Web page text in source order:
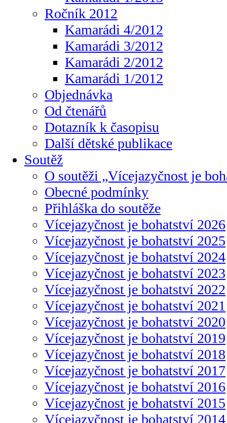
Ročník 2012
Kamarádi 4/2012
Kamarádi 3/2012
Kamarádi 2/2012
Kamarádi 1/2012
Objednávka
Od čtenářů
Dotazník k časopisu
Další dětské publikace
Soutěž
O soutěži „Vícejazyčnost je
Obecné podmínky
Přihláška do soutěže
Vícejazyčnost je bohatství 2026
Vícejazyčnost je bohatství 2025
Vícejazyčnost je bohatství 2024
Vícejazyčnost je bohatství 2023
Vícejazyčnost je bohatství 2022
Vícejazyčnost je bohatství 2021
Vícejazyčnost je bohatství 2020
Vícejazyčnost je bohatství 2019
Vícejazyčnost je bohatství 2018
Vícejazyčnost je bohatství 2017
Vícejazyčnost je bohatství 2016
Vícejazyčnost je bohatství 2015
Vícejazyčnost je bohatství 2014